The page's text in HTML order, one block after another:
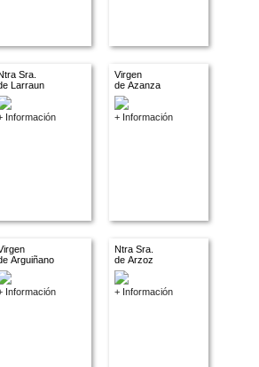
Sra.
Larraun
Información
Virgen
de Azanza
+ Información
Arguiñano
Información
Ntra Sra.
de Arzoz
+ Información